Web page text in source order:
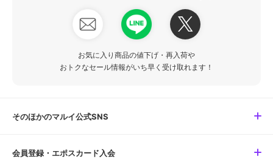
お気に入り商品の値下げ・再入荷や
おトクなセール情報がいち早く受け取れます！
そのほかのマルイ公式SNS
会員登録・エポスカード入会